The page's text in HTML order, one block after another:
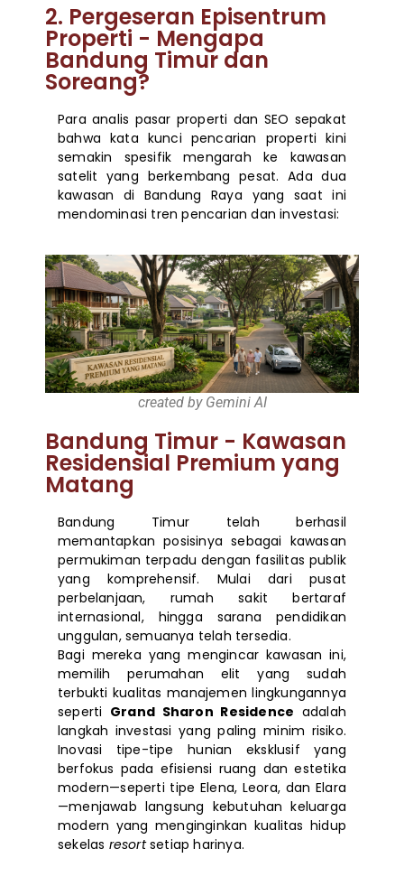
2. Pergeseran Episentrum
Properti - Mengapa
Bandung Timur dan
Soreang?
Para analis pasar properti dan SEO sepakat
bahwa kata kunci pencarian properti kini
semakin spesifik mengarah ke kawasan
satelit yang berkembang pesat. Ada dua
kawasan di Bandung Raya yang saat ini
mendominasi tren pencarian dan investasi:
created by Gemini AI
Bandung Timur - Kawasan
Residensial Premium yang
Matang
Bandung Timur telah berhasil
memantapkan posisinya sebagai kawasan
permukiman terpadu dengan fasilitas publik
yang komprehensif. Mulai dari pusat
perbelanjaan, rumah sakit bertaraf
internasional, hingga sarana pendidikan
unggulan, semuanya telah tersedia.
Bagi mereka yang mengincar kawasan ini,
memilih perumahan elit yang sudah
terbukti kualitas manajemen lingkungannya
seperti Grand Sharon Residence adalah
langkah investasi yang paling minim risiko.
Inovasi tipe-tipe hunian eksklusif yang
berfokus pada efisiensi ruang dan estetika
modern—seperti tipe Elena, Leora, dan Elara
—menjawab langsung kebutuhan keluarga
modern yang menginginkan kualitas hidup
sekelas resortsetiap harinya.